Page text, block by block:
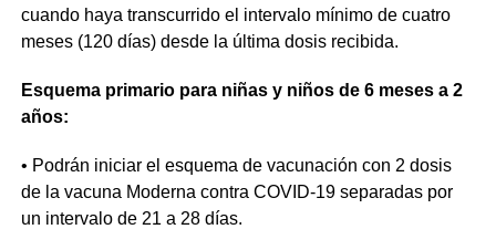
cuando haya transcurrido el intervalo mínimo de cuatro
meses (120 días) desde la última dosis recibida.
Esquema primario para niñas y niños de 6 meses a 2
años:
• Podrán iniciar el esquema de vacunación con 2 dosis
de la vacuna Moderna contra COVID-19 separadas por
un intervalo de 21 a 28 días.